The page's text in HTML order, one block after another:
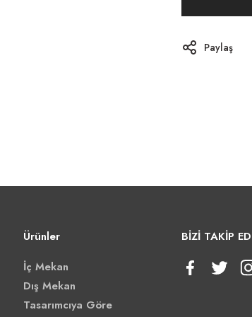
Paylaş
Ürünler
İç Mekan
Dış Mekan
Tasarımcıya Göre
BİZİ TAKİP